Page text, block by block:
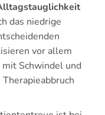
das niedrige
vor allem
Schwindel und